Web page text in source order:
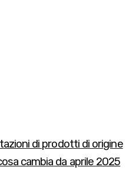
di prodotti di origine
cambia da aprile 2025